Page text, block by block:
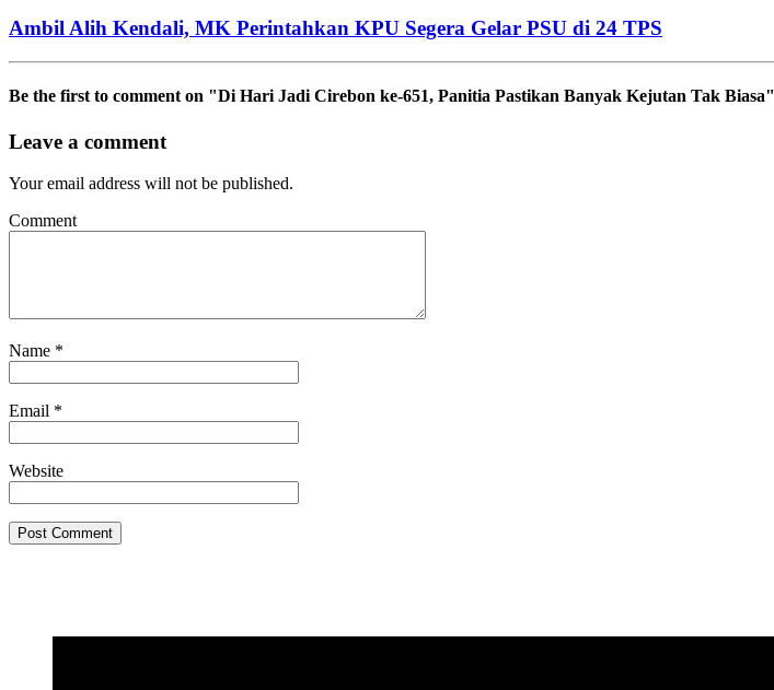
Ambil Alih Kendali, MK Perintahkan KPU Segera Gelar PSU di 24 TPS
Be the first to comment on "Di Hari Jadi Cirebon ke-651, Panitia Pastikan Banyak Kejutan Tak Biasa"
Leave a comment
Your email address will not be published.
Comment
Name *
Email *
Website